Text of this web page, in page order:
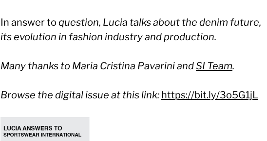
In answer to question, Lucia talks about the denim future,
its evolution in fashion industry and production.
Many thanks to Maria Cristina Pavarini andSI Team.
Browse the digital issue at this link: https://bit.ly/3o5G1jL